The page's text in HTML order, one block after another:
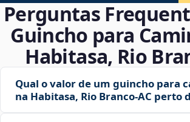
Perguntas
Guincho para
Habitasa, Rio
Qual o valor de um guincho para
na Habitasa, Rio Branco‑AC perto